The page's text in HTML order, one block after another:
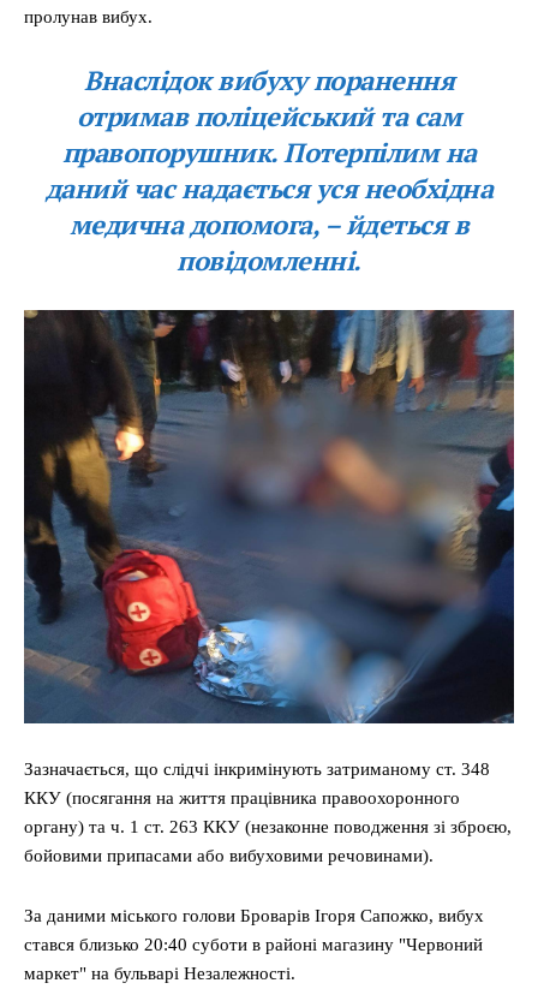
пролунав вибух.
Внаслідок вибуху поранення
отримав поліцейський та сам
правопорушник. Потерпілим на
даний час надається уся необхідна
медична допомога, – йдеться в
повідомленні.
Зазначається, що слідчі інкримінують затриманому ст. 348
ККУ (посягання на життя працівника правоохоронного
органу) та ч. 1 ст. 263 ККУ (незаконне поводження зі зброєю,
бойовими припасами або вибуховими речовинами).
За даними міського голови Броварів Ігоря Сапожко, вибух
стався близько 20:40 суботи в районі магазину "Червоний
маркет" на бульварі Незалежності.